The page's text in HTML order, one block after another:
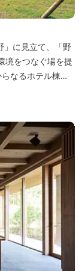
境をつなぐ場を提
なるホテル棟
ィラ6棟がござ